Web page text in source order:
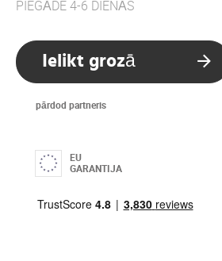
PIEGĀDE 4-6 DIENĀS
Ielikt grozā
pārdod partneris
EU
GARANTIJA